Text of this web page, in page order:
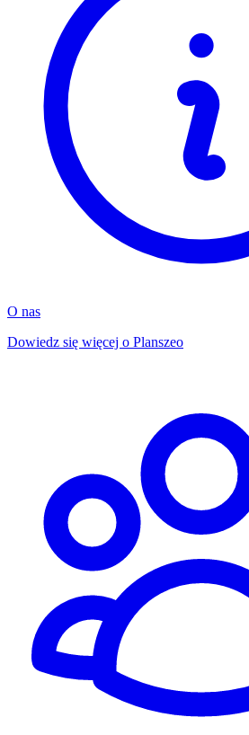
O nas
Dowiedz się więcej o Planszeo